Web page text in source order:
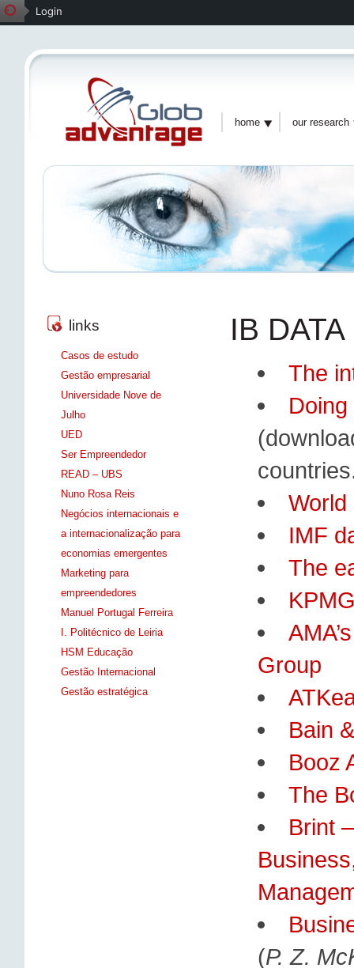
home our research
IB DATA
The
IMF
The
Group
Bain
Booz
The
Brint
(P. Z.
links
Casos de estudo
Gestão empresarial
Universidade Nove de
Julho
UED
Ser Empreendedor
READ – UBS
Nuno Rosa Reis
Negócios internacionais e
a internacionalização para
economias emergentes
Marketing para
empreendedores
Manuel Portugal Ferreira
I. Politécnico de Leiria
HSM Educação
Gestão Internacional
Gestão estratégica
Login